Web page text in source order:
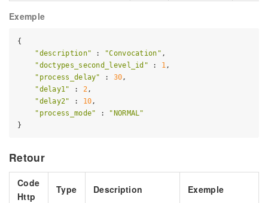
Exemple
{
"description" : "Convocation" ,
"doctypes_second_level_id" : 1,
"process_delay"
: 30,
"delay1"
: 2,
"delay2"
: 10,
"process_mode"
:
"NORMAL"
Retour
Code
Http
Type Description Exemple